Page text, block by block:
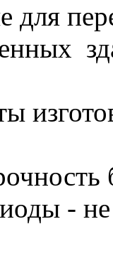
для
-